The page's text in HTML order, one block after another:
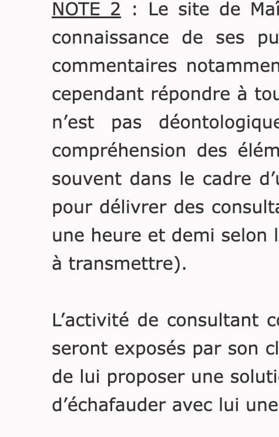
des particuliers d’acquérir
un appartement de
vacances, meublé, équipé
sis dans une résidence de
loisirs.